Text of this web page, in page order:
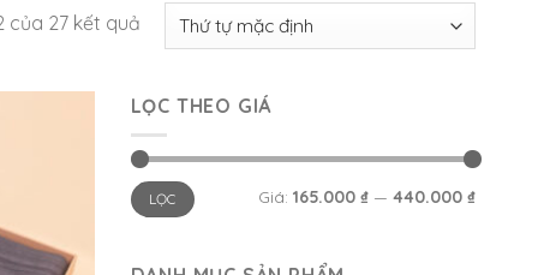
của 27 kết quả
LỌC THEO GIÁ
Giá
thấp
nhất
Giá
cao
nhất
LỌC Giá: 165.000 ₫ — 440.000 ₫